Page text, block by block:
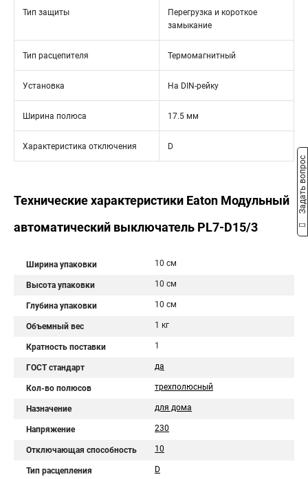
Тип защиты
Перегрузка и короткое
замыкание
Тип расцепителя Термомагнитный
Установка На DIN-рейку
Ширина полюса 17.5 мм
Характеристика отключения D
Технические характеристики Eaton Модульный
автоматический выключатель PL7-D15/3
Ширина упаковки 10 см
Высота упаковки 10 см
Глубина упаковки 10 см
Объемный вес 1 кг
Кратность поставки 1
ГОСТ стандарт да
Кол-во полюсов трехполюсный
Назначение для дома
Напряжение 230
Отключающая способность 10
Тип расцепления D
Задать вопрос